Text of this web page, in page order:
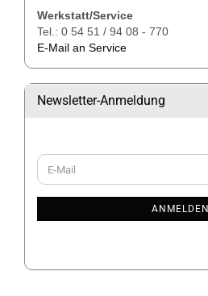
Werkstatt/Service
Tel.: 0 54 51 / 94 08 - 770
E-Mail an Service
Newsletter-Anmeldung
WEITER
ZUR
E-
Mail
ANMELDEN